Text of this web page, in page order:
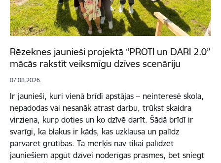
Rēzeknes jaunieši projektā “PROTI un DARI 2.0”
mācās rakstīt veiksmīgu dzīves scenāriju
07.08.2026.
Ir jaunieši, kuri vienā brīdī apstājas – neinteresē skola,
nepadodas vai nesanāk atrast darbu, trūkst skaidra
virziena, kurp doties un ko dzīvē darīt. Šādā brīdī ir
svarīgi, ka blakus ir kāds, kas uzklausa un palīdz
pārvarēt grūtības. Tā mērķis nav tikai palīdzēt
jauniešiem apgūt dzīvei noderīgas prasmes, bet sniegt